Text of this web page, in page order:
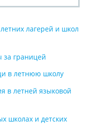
лагерей и школ
за границей
в летнюю школу
в летней языковой
школах и детских